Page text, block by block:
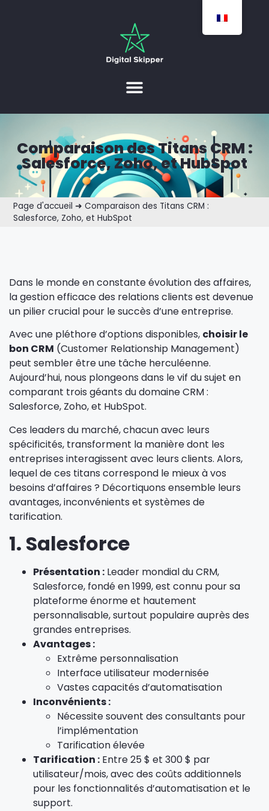
Comparaison des Titans CRM :
Salesforce, Zoho, et HubSpot
Page d'accueil ➜Comparaison des Titans CRM :
Salesforce, Zoho, et HubSpot
Dans le monde en constante évolution des affaires,
la gestion efficace des relations clients est devenue
un pilier crucial pour le succès d’une entreprise.
Avec une pléthore d’options disponibles, choisir le
bon CRM (Customer Relationship Management)
peut sembler être une tâche herculéenne.
Aujourd’hui, nous plongeons dans le vif du sujet en
comparant trois géants du domaine CRM :
Salesforce, Zoho, et HubSpot.
Ces leaders du marché, chacun avec leurs
spécificités, transforment la manière dont les
entreprises interagissent avec leurs clients. Alors,
lequel de ces titans correspond le mieux à vos
besoins d’affaires ? Décortiquons ensemble leurs
avantages, inconvénients et systèmes de
tarification.
1. Salesforce
Présentation : Leader mondial du CRM,
Salesforce, fondé en 1999, est connu pour sa
plateforme énorme et hautement
personnalisable, surtout populaire auprès des
grandes entreprises.
Avantages :
Extrême personnalisation
Interface utilisateur modernisée
Vastes capacités d’automatisation
Inconvénients :
Nécessite souvent des consultants pour
l’implémentation
Tarification élevée
Tarification : Entre 25 $ et 300 $ par
utilisateur/mois, avec des coûts additionnels
pour les fonctionnalités d’automatisation et le
support.